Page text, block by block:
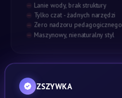
Lanie wody, brak struktury
Tylko czat - żadnych narzędzi
Zero nadzoru pedagogicznego
Maszynowy, nienaturalny styl
ZSZYWKA